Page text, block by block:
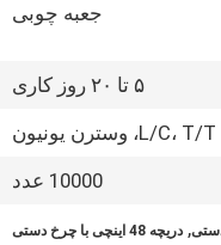
جعبه چوبی
۵ تا ۲۰ روز کاری
L/C، T/T، وسترن یونیون
10000 عدد
, دریچه 48 اینچی با چرخ دستی